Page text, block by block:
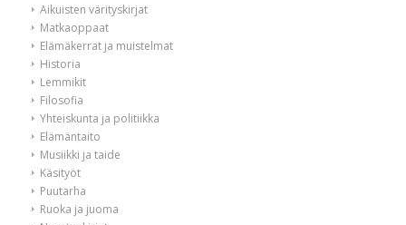
Aikuisten värityskirjat
Matkaoppaat
Elämäkerrat ja muistelmat
Historia
Lemmikit
Filosofia
Yhteiskunta ja politiikka
Elämäntaito
Musiikki ja taide
Käsityöt
Puutarha
Ruoka ja juoma